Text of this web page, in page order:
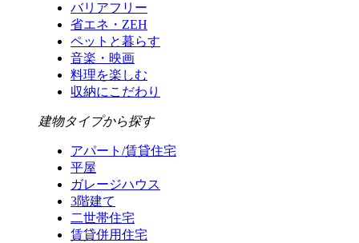
バリアフリー
省エネ・ZEH
ペットと暮らす
音楽・映画
料理を楽しむ
収納にこだわり
建物タイプから探す
アパート/賃貸住宅
平屋
ガレージハウス
3階建て
二世帯住宅
賃貸併用住宅